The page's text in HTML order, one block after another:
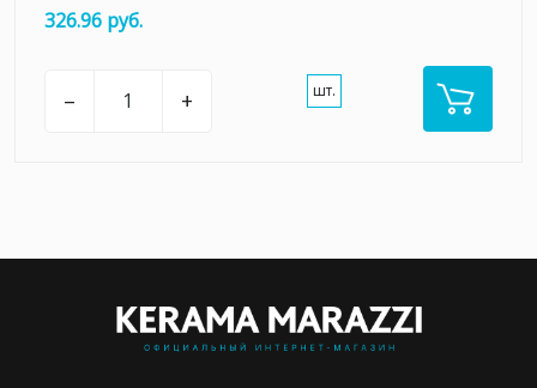
326.96 руб.
– + шт.